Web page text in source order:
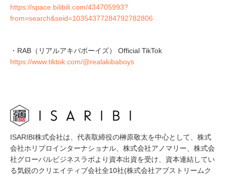
https://space.bilibili.com/434705993?
from=search&seid=10354377284792782806
・RAB（リアルアキバボーイズ） Official TikTok
https://www.tiktok.com/@realakibaboys
ISARIBI株式会社は、代表取締役の榊原敬太を中心として、株式
会社ホリプロインターナショナル、株式会社アノマリー、株式会
社グローバルビジネスラボより資本出資を受け、資本連結してい
る気鋭のクリエイティブ会社全10社(株式会社アブストリームク